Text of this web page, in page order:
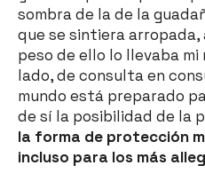
sombra de la de la
que se sintiera arropada,
peso de ello lo llevaba mi
lado, de consulta en
mundo está preparado
de sí la posibilidad de la
la forma de protección
incluso para los más